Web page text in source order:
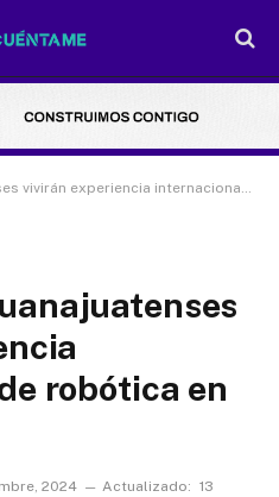
internacional de robótica en la India
robótica en
2024 Actualizado: 13